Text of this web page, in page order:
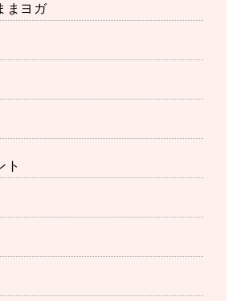
まヨガ
ト